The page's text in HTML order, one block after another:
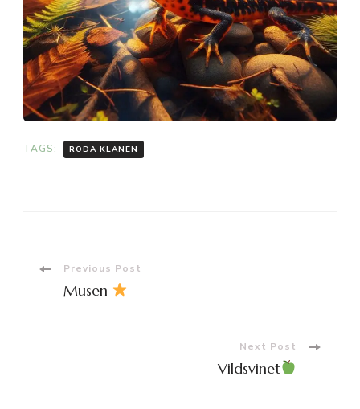
TAGS: RÖDA KLANEN
PostPrevious Post
Musen
Next Post
Vildsvinet